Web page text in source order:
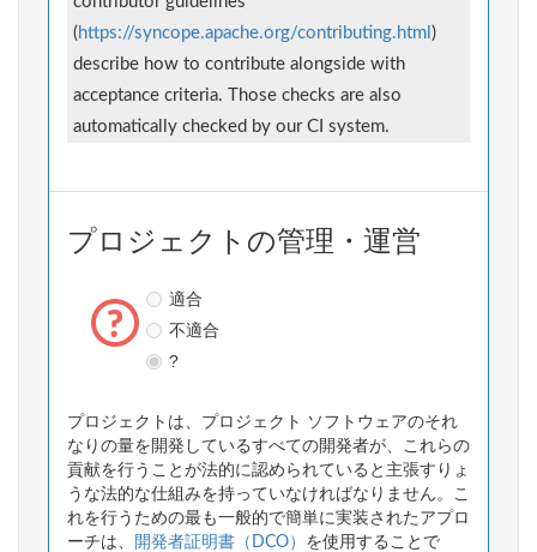
( https://syncope.apache.org/contributing.html )
describe how to contribute alongside with
acceptance criteria. Those checks are also
automatically checked by our CI system.
プロジェクトの管理・運営
適合
不適合
?
プロジェクトは、プロジェクト ソフトウェアのそれ
なりの量を開発しているすべての開発者が、これらの
貢献を行うことが法的に認められていると主張すりょ
うな法的な仕組みを持っていなければなりません。こ
れを行うための最も一般的で簡単に実装されたアプロ
ーチは、
開発者証明書（DCO） を使用することで